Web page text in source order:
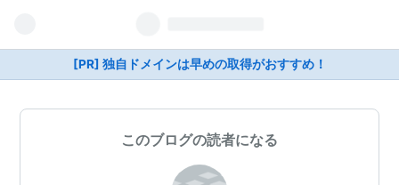
[PR] 独自ドメインは早めの取得がおすすめ！
このブログの読者になる